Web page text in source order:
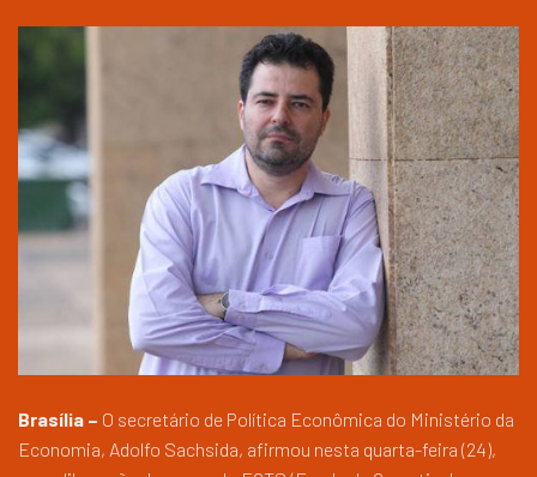
Brasília – O secretário de Política Econômica do Ministério da
Economia, Adolfo Sachsida, afirmou nesta quarta-feira (24),